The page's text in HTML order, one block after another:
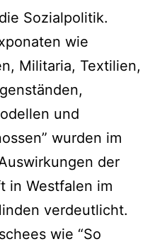
Sozialpolitik.
wie
Militaria, Textilien,
und
wurden im
der
in Westfalen im
verdeutlicht.
wie “So